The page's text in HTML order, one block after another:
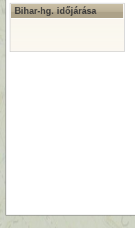
Bihar-hg. időjárása